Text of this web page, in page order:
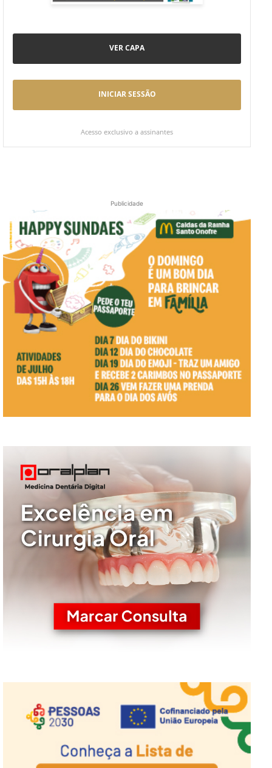
VER CAPA
INICIAR SESSÃO
Acesso exclusivo a assinantes
Publicidade